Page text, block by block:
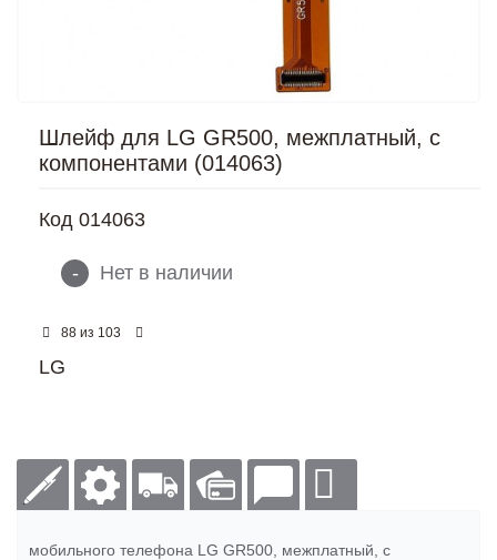
Шлейф для LG GR500, межплатный, с
компонентами (014063)
Код 014063
- Нет в наличии
88 из 103
LG
мобильного телефона LG GR500, межплатный, с